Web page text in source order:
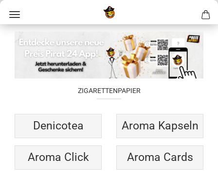
ZIGARETTENPAPIER
Denicotea Aroma Kapseln
Aroma Click
Aroma Cards